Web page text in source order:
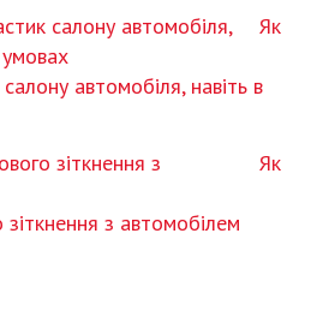
Як
автомобіля, навіть в
Як
з автомобілем